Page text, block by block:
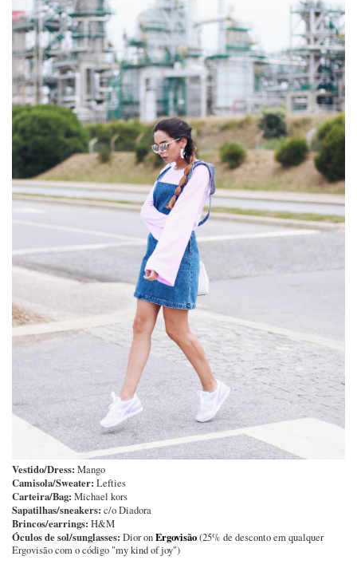
Vestido/Dress: Mango
Camisola/Sweater: Lefties
Carteira/Bag: Michael kors
Sapatilhas/sneakers: c/o Diadora
Brincos/earrings: H&M
Óculos de sol/sunglasses: Dior onErgovisão(25% de desconto em qualquer
Ergovisão com o código "my kind of joy")